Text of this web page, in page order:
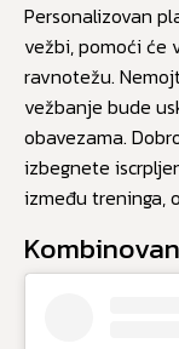
Personalizovan
vežbi, pomoći će
ravnotežu.
vežbanje bude
obavezama.
izbegnete
između treninga,